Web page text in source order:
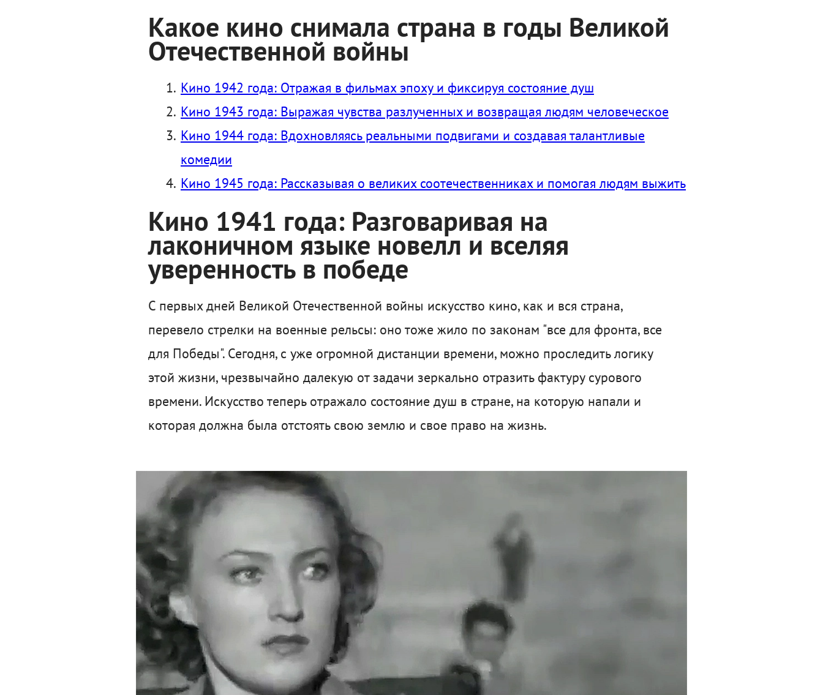
Какое кино снимала страна в годы Великой
Отечественной войны
Кино 1942 года: Отражая в фильмах эпоху и фиксируя состояние душ
Кино 1943 года: Выражая чувства разлученных и возвращая людям человеческое
Кино 1944 года: Вдохновляясь реальными подвигами и создавая талантливые
комедии
Кино 1945 года: Рассказывая о великих соотечественниках и помогая людям выжить
Кино 1941 года: Разговаривая на
лаконичном языке новелл и вселяя
уверенность в победе
С первых дней Великой Отечественной войны искусство кино, как и вся страна,
перевело стрелки на военные рельсы: оно тоже жило по законам "все для фронта, все
для Победы". Сегодня, с уже огромной дистанции времени, можно проследить логику
этой жизни, чрезвычайно далекую от задачи зеркально отразить фактуру сурового
времени. Искусство теперь отражало состояние душ в стране, на которую напали и
которая должна была отстоять свою землю и свое право на жизнь.